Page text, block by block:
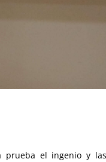
prueba el ingenio y las